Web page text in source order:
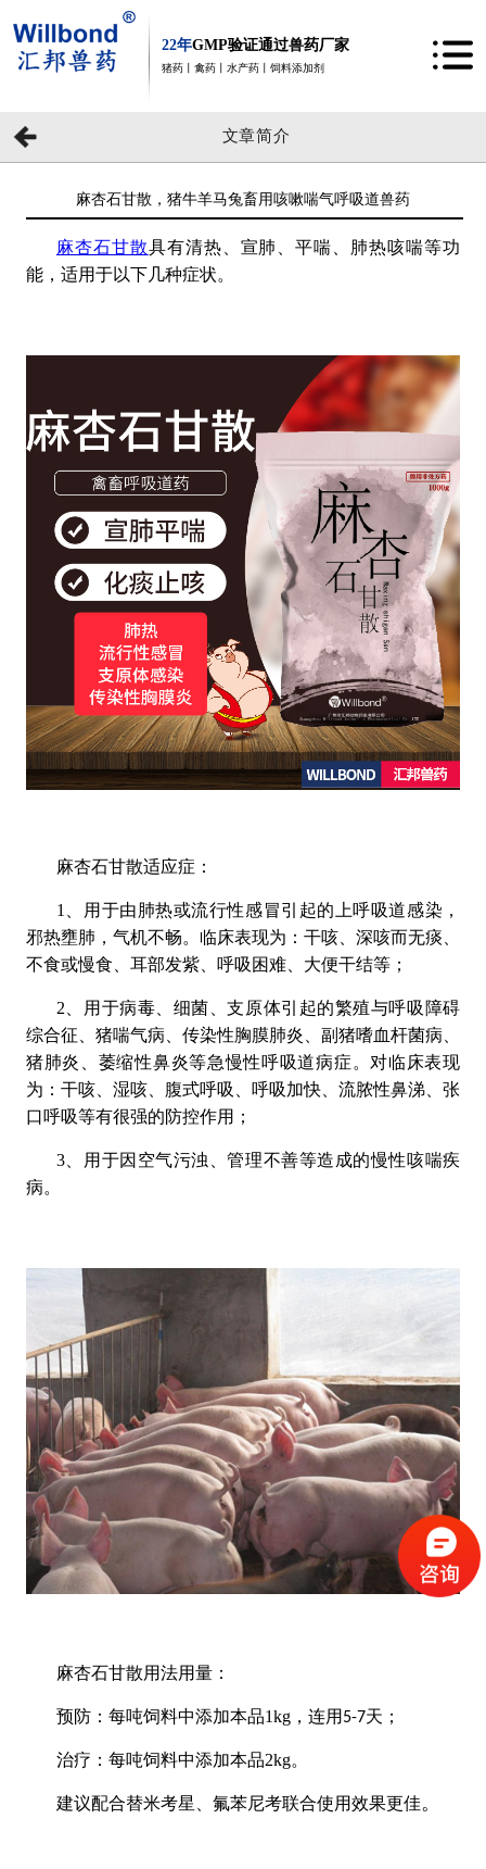
22年GMP验证通过兽药厂家
猪药丨禽药丨水产药丨饲料添加剂
文章简介
麻杏石甘散，猪牛羊马兔畜用咳嗽喘气呼吸道兽药
麻杏石甘散具有清热、宣肺、平喘、肺热咳喘等功
能，适用于以下几种症状。
麻杏石甘散适应症：
1、用于由肺热或流行性感冒引起的上呼吸道感染，
邪热壅肺，气机不畅。临床表现为：干咳、深咳而无痰、
不食或慢食、耳部发紫、呼吸困难、大便干结等；
2、用于病毒、细菌、支原体引起的繁殖与呼吸障碍
综合征、猪喘气病、传染性胸膜肺炎、副猪嗜血杆菌病、
猪肺炎、萎缩性鼻炎等急慢性呼吸道病症。对临床表现
为：干咳、湿咳、腹式呼吸、呼吸加快、流脓性鼻涕、张
口呼吸等有很强的防控作用；
3、用于因空气污浊、管理不善等造成的慢性咳喘疾
病。
麻杏石甘散用法用量：
预防：每吨饲料中添加本品1kg，连用 5-7天；
治疗：每吨饲料中添加本品2kg。
建议配合替米考星、氟苯尼考联合使用效果更佳。